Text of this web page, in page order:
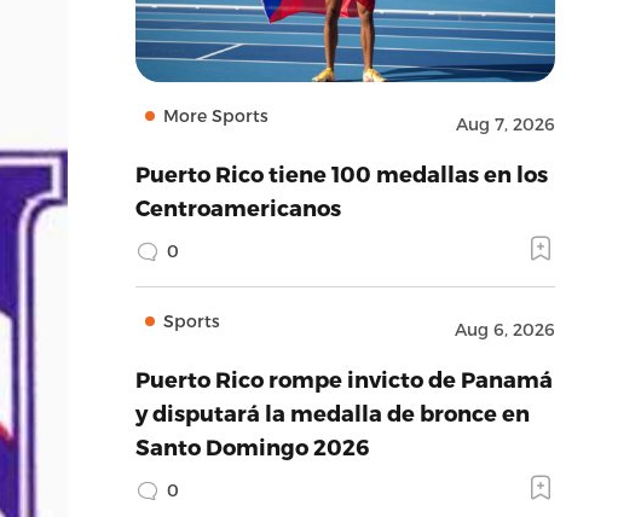
More Sports Aug 7, 2026
Puerto Rico tiene 100 medallas en los
Centroamericanos
0
Sports Aug 6, 2026
Puerto Rico rompe invicto de Panamá
y disputará la medalla de bronce en
Santo Domingo 2026
0